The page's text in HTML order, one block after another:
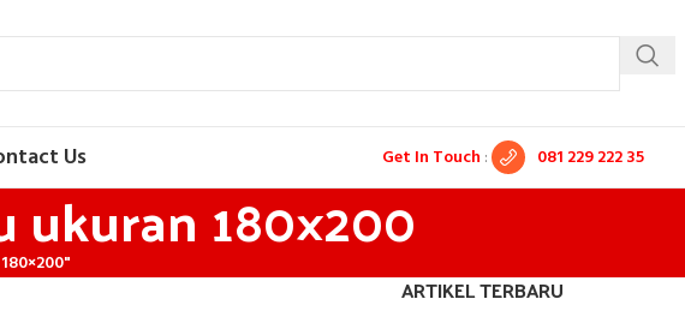
Us Get In Touch : 081 229 222 35
ukuran 180×200
ARTIKEL TERBARU